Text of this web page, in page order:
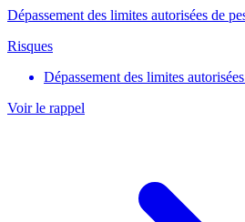
Dépassement des limites autorisées de
Risques
Dépassement des limites
Voir le rappel